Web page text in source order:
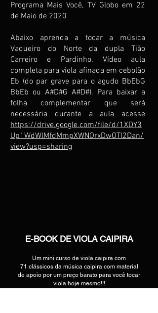
Programa Mais Você, TV Globo em 22
de Maio de 2020
Abaixo aprenda a tocar a música
Vaqueiro do Norte da dupla Tião
Carreiro e Pardinho. Vídeo aula
completa para viola afinada em cebolão
Eb (do par grave para o agudo BbEbG
BbEb ou A#D#G A#D#). Para baixar a
folha complementar que será
necessária durante a aula acesse
https://drive.google.com/file/d/1XDY3
Up1WdWlMfdMmpXWNOrxDwOTI2Dan/
view?usp=sharing
E-BOOK DE VIOLA CAIPIRA
Um mini curso de viola caipira com
71 clássicos da música caipira com material
de apoio por um preço barato para você tocar
viola hoje mesmo!!!